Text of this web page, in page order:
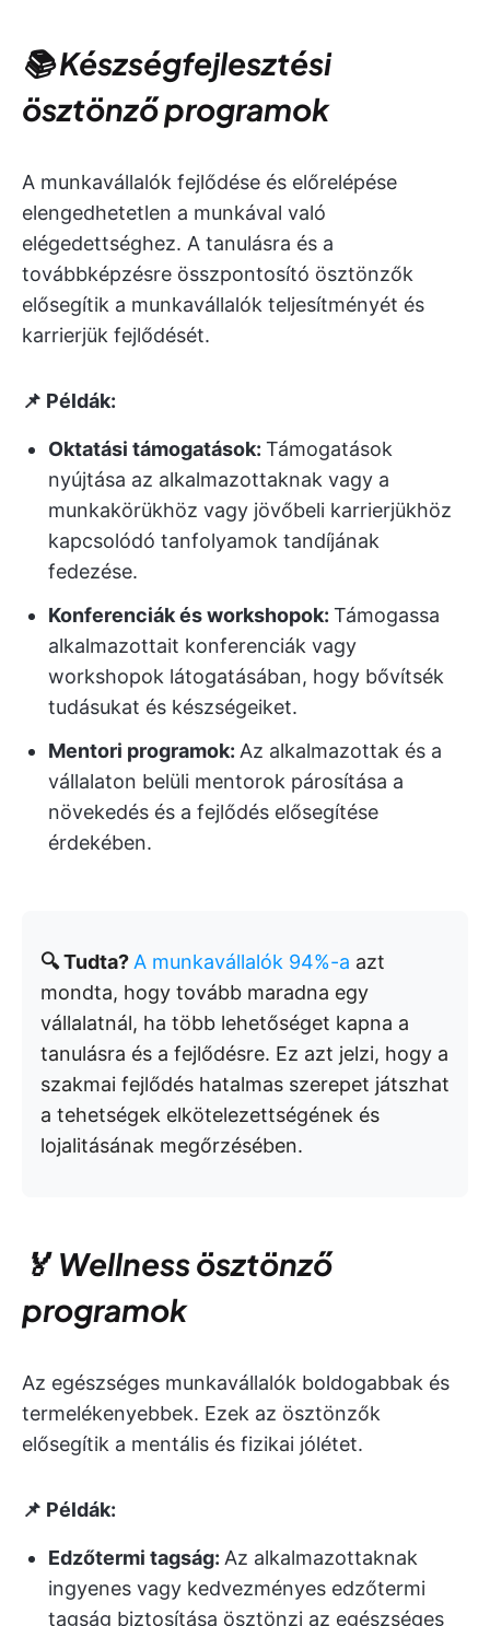
📚 Készségfejlesztési
ösztönző programok
A munkavállalók fejlődése és előrelépése
elengedhetetlen a munkával való
elégedettséghez. A tanulásra és a
továbbképzésre összpontosító ösztönzők
elősegítik a munkavállalók teljesítményét és
karrierjük fejlődését.
📌 Példák:
Oktatási támogatások: Támogatások
nyújtása az alkalmazottaknak vagy a
munkakörükhöz vagy jövőbeli karrierjükhöz
kapcsolódó tanfolyamok tandíjának
fedezése.
Konferenciák és workshopok: Támogassa
alkalmazottait konferenciák vagy
workshopok látogatásában, hogy bővítsék
tudásukat és készségeiket.
Mentori programok: Az alkalmazottak és a
vállalaton belüli mentorok párosítása a
növekedés és a fejlődés elősegítése
érdekében.
🔍 Tudta? A munkavállalók 94%-a azt
mondta, hogy tovább maradna egy
vállalatnál, ha több lehetőséget kapna a
tanulásra és a fejlődésre. Ez azt jelzi, hogy a
szakmai fejlődés hatalmas szerepet játszhat
a tehetségek elkötelezettségének és
lojalitásának megőrzésében.
🏅 Wellness ösztönző
programok
Az egészséges munkavállalók boldogabbak és
termelékenyebbek. Ezek az ösztönzők
elősegítik a mentális és fizikai jólétet.
📌 Példák:
Edzőtermi tagság: Az alkalmazottaknak
ingyenes vagy kedvezményes edzőtermi
tagság biztosítása ösztönzi az egészséges